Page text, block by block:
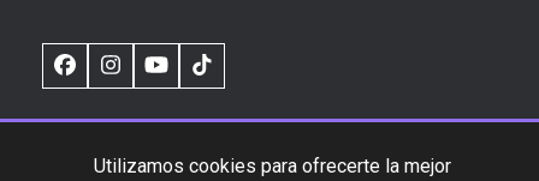
FacebookInstagram
YouTubeTikTok
INFORMACIÓN
Utilizamos cookies para ofrecerte la mejor